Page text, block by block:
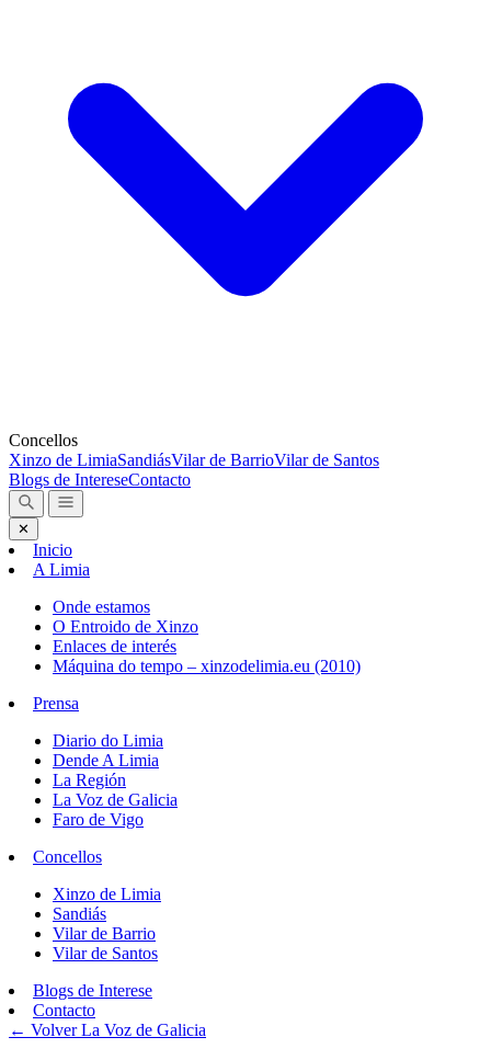
Concellos
Xinzo de LimiaSandiásVilar de BarrioVilar de Santos
Blogs de IntereseContacto
✕
Inicio
A Limia
Onde estamos
O Entroido de Xinzo
Enlaces de interés
Máquina do tempo – xinzodelimia.eu (2010)
Prensa
Diario do Limia
Dende A Limia
La Región
La Voz de Galicia
Faro de Vigo
Concellos
Xinzo de Limia
Sandiás
Vilar de Barrio
Vilar de Santos
Blogs de Interese
Contacto
← VolverLa Voz de Galicia